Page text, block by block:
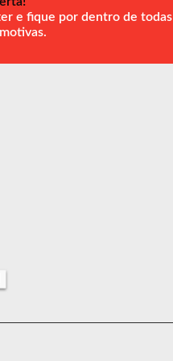
e fique por dentro de todas